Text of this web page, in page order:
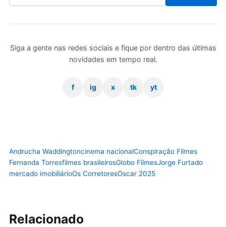
Siga a gente nas redes sociais e fique por dentro das últimas
novidades em tempo real.
f ig x tk yt
Andrucha Waddingtoncinema nacionalConspiração Filmes
Fernanda Torresfilmes brasileirosGlobo FilmesJorge Furtado
mercado imobiliárioOs CorretoresOscar 2025
Relacionado